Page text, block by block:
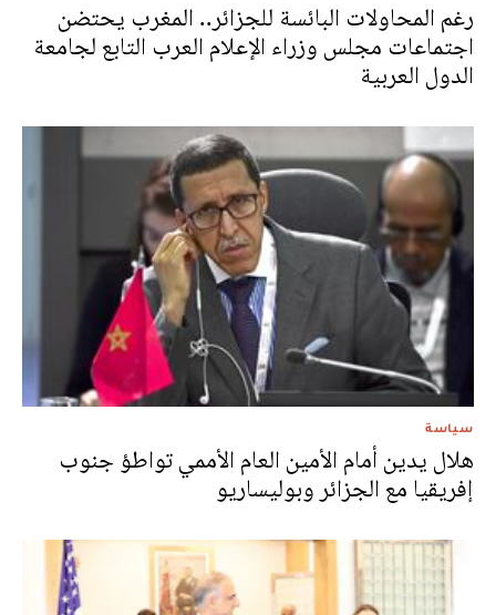
رغم المحاولات البائسة للجزائر.. المغرب يحتضن
اجتماعات مجلس وزراء الإعلام العرب التابع لجامعة
الدول العربية
سياسة
هلال يدين أمام الأمين العام الأممي تواطؤ جنوب
إفريقيا مع الجزائر وبوليساريو